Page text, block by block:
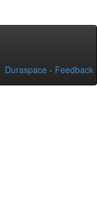
Duraspace - Feedback